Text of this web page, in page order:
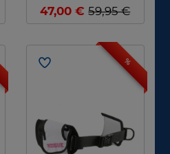
47,00 €59,95 €
%